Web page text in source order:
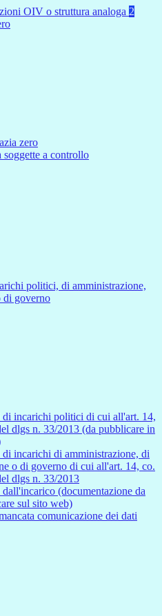
OIV o struttura analoga 2
zero
a controllo
politici, di amministrazione,
di governo
incarichi politici di cui all'art. 14,
dlgs n. 33/2013 (da pubblicare in
incarichi di amministrazione, di
o di governo di cui all'art. 14, co.
dlgs n. 33/2013
dall'incarico (documentazione da
sul sito web)
comunicazione dei dati